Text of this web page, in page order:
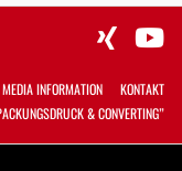
INFORMATION
KONTAKT
& CONVERTING”